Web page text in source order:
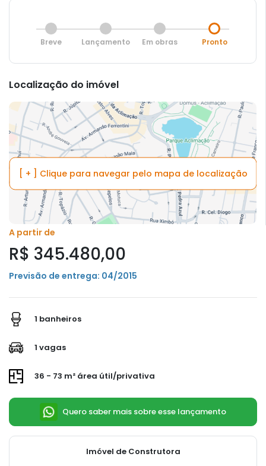
Breve Lançamento Em obras Pronto
Localização do imóvel
[ + ] Clique para navegar pelo mapa de localização
A partir de
R$ 345.480,00
Previsão de entrega: 04/2015
1 banheiros
1 vagas
36 - 73 m² área útil/privativa
Quero saber mais sobre esse lançamento
Imóvel de Construtora